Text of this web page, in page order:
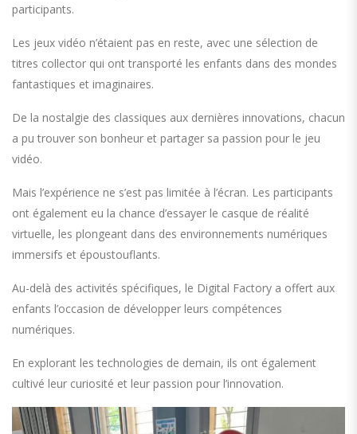
participants.
Les jeux vidéo n’étaient pas en reste, avec une sélection de
titres collector qui ont transporté les enfants dans des mondes
fantastiques et imaginaires.
De la nostalgie des classiques aux dernières innovations, chacun
a pu trouver son bonheur et partager sa passion pour le jeu
vidéo.
Mais l’expérience ne s’est pas limitée à l’écran. Les participants
ont également eu la chance d’essayer le casque de réalité
virtuelle, les plongeant dans des environnements numériques
immersifs et époustouflants.
Au-delà des activités spécifiques, le Digital Factory a offert aux
enfants l’occasion de développer leurs compétences
numériques.
En explorant les technologies de demain, ils ont également
cultivé leur curiosité et leur passion pour l’innovation.